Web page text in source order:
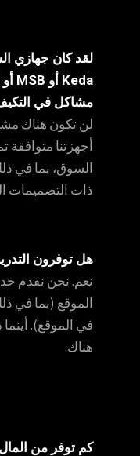
مشاكل في
لن تكون هناك
أجهزتنا متوافقة
السوق، بما في
ذات التصميمات
هل توفرون
نعم. نحن نقدم
الموقع (بما في
في الموقع).
هناك.
كم توفر من